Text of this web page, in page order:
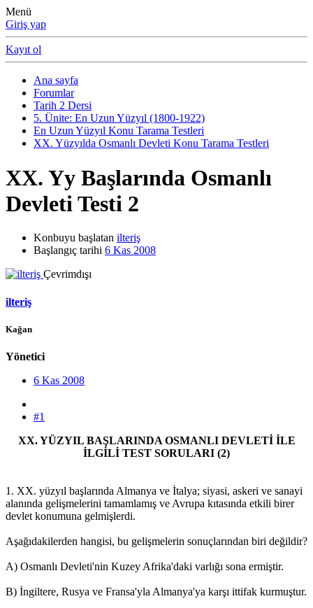
Menü
Giriş yap
Kayıt ol
Ana sayfa
Forumlar
Tarih 2 Dersi
5. Ünite: En Uzun Yüzyıl (1800-1922)
En Uzun Yüzyıl Konu Tarama Testleri
XX. Yüzyılda Osmanlı Devleti Konu Tarama Testleri
XX. Yy Başlarında Osmanlı
Devleti Testi 2
Konbuyu başlatan ilteriş
Başlangıç tarihi 6 Kas 2008
Çevrimdışı
ilteriş
Kağan
Yönetici
6 Kas 2008
#1
XX. YÜZYIL BAŞLARINDA OSMANLI DEVLETİ İLE
İLGİLİ TEST SORULARI (2)
1. XX. yüzyıl başlarında Almanya ve İtalya; siyasi, askeri ve sanayi
alanında gelişmelerini tamamlamış ve Avrupa kıtasında etkili birer
devlet konumuna gelmişlerdi.
Aşağıdakilerden hangisi, bu gelişmelerin sonuçlarından biri değildir?
A) Osmanlı Devleti'nin Kuzey Afrika'daki varlığı sona ermiştir.
B) İngiltere, Rusya ve Fransa'yla Almanya'ya karşı ittifak kurmuştur.